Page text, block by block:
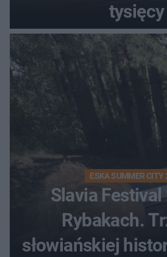
tysięcy
ESKA SUMMER CITY
Slavia
Rybakach.
słowiańskiej